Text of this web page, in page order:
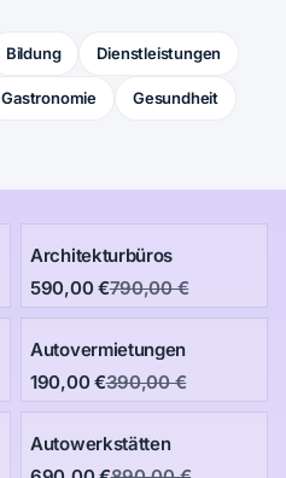
Bildung Dienstleistungen
Gastronomie Gesundheit
Architekturbüros
590,00 €790,00 €
Autovermietungen
190,00 €390,00 €
Autowerkstätten